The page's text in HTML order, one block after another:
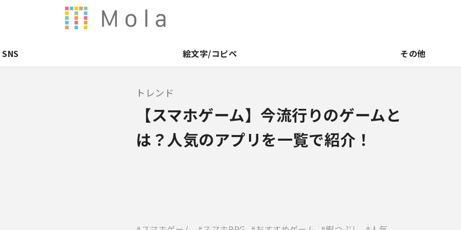
SNS 絵文字/コピペ その他
トレンド
【スマホゲーム】今流行りのゲームと
は？人気のアプリを一覧で紹介！